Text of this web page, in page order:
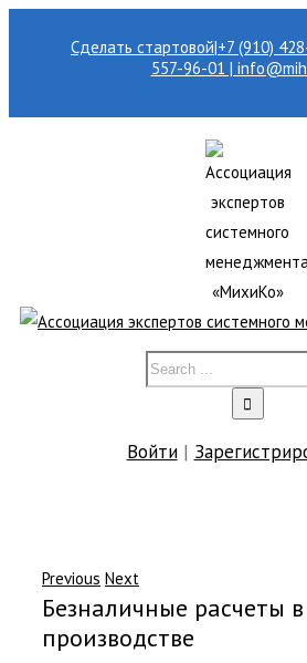
Сделать стартовой|+7 (910)
557-96-01 |
Войти|
Previous Next
Безналичные расчеты в
производстве